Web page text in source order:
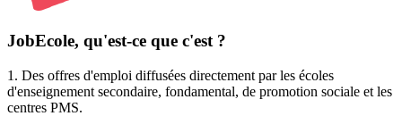
JobEcole, qu'est-ce que c'est ?
1. Des offres d'emploi diffusées directement par les écoles
d'enseignement secondaire, fondamental, de promotion sociale et les
centres PMS.